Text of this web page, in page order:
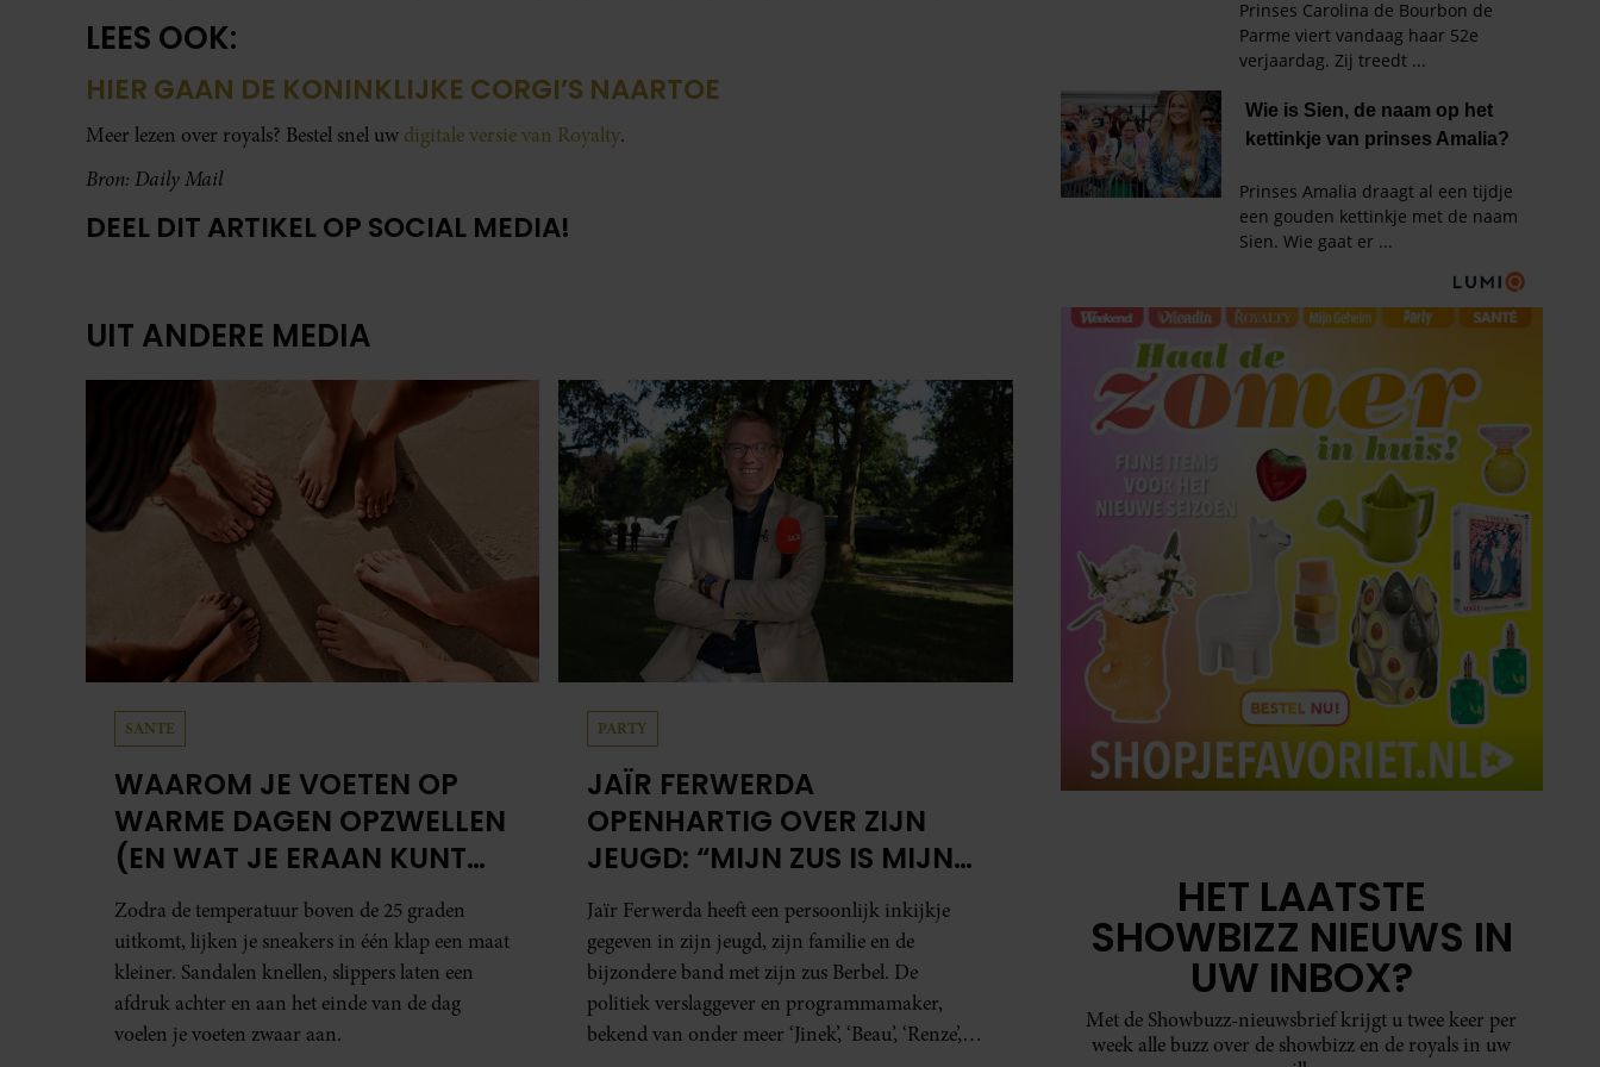
LEES OOK:
HIER GAAN DE KONINKLIJKE CORGI’S NAARTOE
Meer lezen over royals? Bestel snel uw digitale versie van Royalty.
Bron: Daily Mail
DEEL DIT ARTIKEL OP SOCIAL MEDIA!
UIT ANDERE MEDIA
SANTE
WAAROM JE VOETEN OP
WARME DAGEN OPZWELLEN
(EN WAT JE ERAAN KUNT
DOEN)
Zodra de temperatuur boven de 25 graden
uitkomt, lijken je sneakers in één klap een maat
kleiner. Sandalen knellen, slippers laten een
afdruk achter en aan het einde van de dag
voelen je voeten zwaar aan.
PARTY
JAÏR FERWERDA
OPENHARTIG OVER ZIJN
JEUGD: “MIJN ZUS IS MIJN
MORELE KOMPAS”
Jaïr Ferwerda heeft een persoonlijk inkijkje
gegeven in zijn jeugd, zijn familie en de
bijzondere band met zijn zus Berbel. De
politiek verslaggever en programmamaker,
bekend van onder meer ‘Jinek’, ‘Beau’, ‘Renze’,
HET LAATSTE
SHOWBIZZ NIEUWS IN
UW INBOX?
Met de Showbuzz-nieuwsbrief krijgt u twee keer per
week alle buzz over de showbizz en de royals in uw